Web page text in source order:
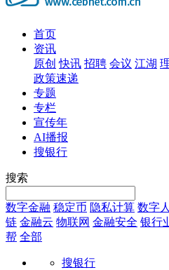
首页
资讯
原创 快讯 招聘 会议 江湖
政策速递
专题
专栏
宣传年
AI播报
搜银行
搜索
数字金融 稳定币 隐私计算 数字
链 金融云 物联网 金融安全 银行
帮 全部
搜银行